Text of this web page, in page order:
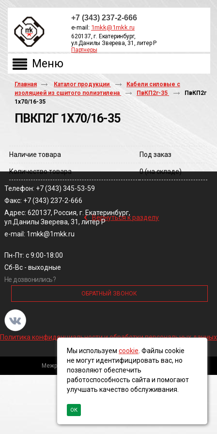
+7 (343) 237-2-666
e-mail: 1mkk@1mkk.ru
620137, г. Екатеринбург,
ул.Данилы Зверева, 31, литер Р
Партнеры
Главная Каталог продукции
Кабели силовые с
изоляцией из сшитого полиэтилена
ПвКП2г-35
ПвКП2г
1х70/16-35
ПВКП2Г 1Х70/16-35
Наличие товара Под заказ
Количество товара 0(на складе)
‹ Вернуться к разделу
Телефон: +7 (343) 345-53-59
Факс: +7 (343) 237-2-666
Адрес: 620137, Россия, г. Екатеринбург,
ул.Данилы Зверева, 31, литер Р
e-mail: 1mkk@1mkk.ru
Пн-Пт: с 9:00-18:00
Сб-Вс - выходные
Не дозвонились?
ОБРАТНЫЙ ЗВОНОК
Политика конфиденциальности и обработки персональных данных
Межрегиональная кабельная компания, 2016 ©
Мы используем cookie . Файлы cookie
не могут идентифицировать вас, но
позволяют обеспечить
работоспособность сайта и помогают
улучшать качество обслуживания.
ОК